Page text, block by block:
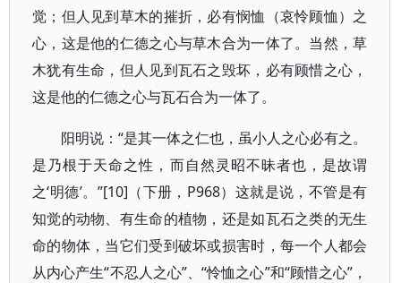
觉；但人见到草木的摧折，必有悯恤（哀怜顾恤）之
心，这是他的仁德之心与草木合为一体了。当然，草
木犹有生命，但人见到瓦石之毁坏，必有顾惜之心，
这是他的仁德之心与瓦石合为一体了。
阳明说：“是其一体之仁也，虽小人之心必有之。
是乃根于天命之性，而自然灵昭不昧者也，是故谓
之‘明德’。”[10]（下册，P968）这就是说，不管是有
知觉的动物、有生命的植物，还是如瓦石之类的无生
命的物体，当它们受到破坏或损害时，每一个人都会
从内心产生“不忍人之心”、“怜恤之心”和“顾惜之心”，